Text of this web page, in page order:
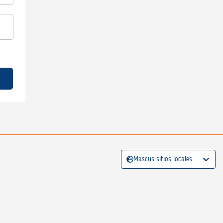
Mascus sitios locales